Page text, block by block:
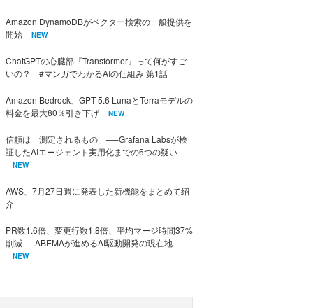
Amazon DynamoDBがベクター検索の一般提供を
開始
NEW
ChatGPTの心臓部『Transformer』って何がすご
いの？ #マンガでわかるAIの仕組み 第1話
Amazon Bedrock、GPT-5.6 LunaとTerraモデルの
料金を最大80％引き下げ
NEW
信頼は「測定されるもの」──Grafana Labsが検
証したAIエージェント実用化までの6つの疑い
NEW
AWS、7月27日週に発表した新機能をまとめて紹
介
PR数1.6倍、変更行数1.8倍、平均マージ時間37%
削減──ABEMAが進めるAI駆動開発の現在地
NEW